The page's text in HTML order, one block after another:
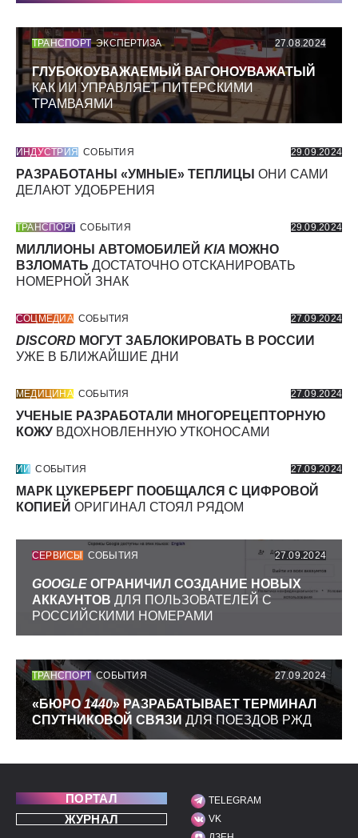
ТРАНСПОРТ ЭКСПЕРТИЗА 27.08.2024
ГЛУБОКОУВАЖАЕМЫЙ ВАГОНОУВАЖАТЫЙ
КАК ИИ УПРАВЛЯЕТ ПИТЕРСКИМИ
ТРАМВАЯМИ
ИНДУСТРИЯ СОБЫТИЯ 29.09.2024
РАЗРАБОТАНЫ «УМНЫЕ» ТЕПЛИЦЫ ОНИ САМИ
ДЕЛАЮТ УДОБРЕНИЯ
ТРАНСПОРТ СОБЫТИЯ 29.09.2024
МИЛЛИОНЫ АВТОМОБИЛЕЙ KIA МОЖНО
ВЗЛОМАТЬ ДОСТАТОЧНО ОТСКАНИРОВАТЬ
НОМЕРНОЙ ЗНАК
СОЦМЕДИА СОБЫТИЯ 27.09.2024
DISCORD МОГУТ ЗАБЛОКИРОВАТЬ В РОССИИ
УЖЕ В БЛИЖАЙШИЕ ДНИ
МЕДИЦИНА СОБЫТИЯ 27.09.2024
УЧЕНЫЕ РАЗРАБОТАЛИ МНОГОРЕЦЕПТОРНУЮ
КОЖУ ВДОХНОВЛЕННУЮ УТКОНОСАМИ
ИИ СОБЫТИЯ 27.09.2024
МАРК ЦУКЕРБЕРГ ПООБЩАЛСЯ С ЦИФРОВОЙ
КОПИЕЙ ОРИГИНАЛ СТОЯЛ РЯДОМ
СЕРВИСЫ СОБЫТИЯ 27.09.2024
GOOGLE ОГРАНИЧИЛ СОЗДАНИЕ НОВЫХ
АККАУНТОВ ДЛЯ ПОЛЬЗОВАТЕЛЕЙ С
РОССИЙСКИМИ НОМЕРАМИ
ТРАНСПОРТ СОБЫТИЯ 27.09.2024
«БЮРО1440» РАЗРАБАТЫВАЕТ ТЕРМИНАЛ
СПУТНИКОВОЙ СВЯЗИ ДЛЯ ПОЕЗДОВ РЖД
ПОРТАЛ
ЖУРНАЛ
МЫ В СОЦИАЛЬНЫХ
TELEGRAM
VK